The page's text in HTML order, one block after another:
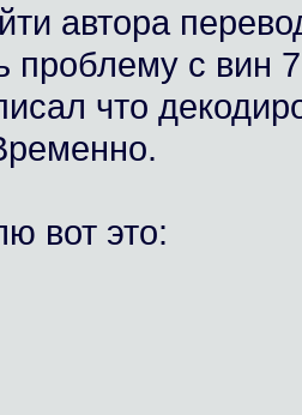
автора
проблему с вин
что
вот это: